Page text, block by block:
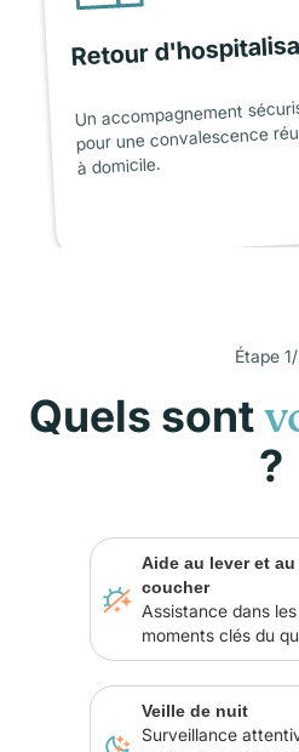
Retour
Un accompagnement
pour une convalescence
à domicile.
Étape
Quels sont
?
Aide au lever et au
coucher
Assistance dans les
moments clés du
Veille de nuit
Surveillance